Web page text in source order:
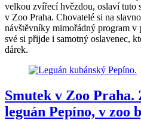
velkou zvířecí hvězdou, oslaví tuto
v Zoo Praha. Chovatelé si na
návštěvníky mimořádný program v
své si přijde i samotný oslavenec,
dárek.
Smutek v Zoo Praha.
leguán Pepíno, v zoo